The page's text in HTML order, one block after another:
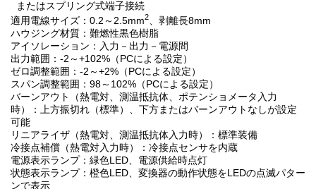
またはスプリング式端子接続
適用電線サイズ：0.2～2.5mm2
、剥離長8mm
ハウジング材質：難燃性黒色樹脂
アイソレーション：入力－出力－電源間
出力範囲：-2～+102%（PCによる設定）
ゼロ調整範囲：-2～+2%（PCによる設定）
スパン調整範囲：98～102%（PCによる設定）
バーンアウト（熱電対、測温抵抗体、ポテンショメータ入力
時）：上方振切れ（標準）、下方またはバーンアウトなしが設定
可能
リニアライザ（熱電対、測温抵抗体入力時）：標準装備
冷接点補償（熱電対入力時）：冷接点センサを内蔵
電源表示ランプ：緑色LED、電源供給時点灯
状態表示ランプ：橙色LED、変換器の動作状態をLEDの点滅パター
ンで表示